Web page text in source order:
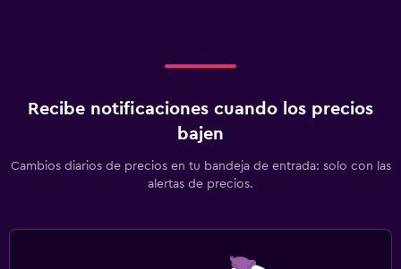
Recibe notificaciones cuando los precios
bajen
Cambios diarios de precios en tu bandeja de entrada: solo con las
alertas de precios.